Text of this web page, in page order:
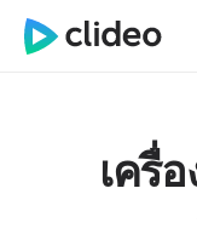
เครื่